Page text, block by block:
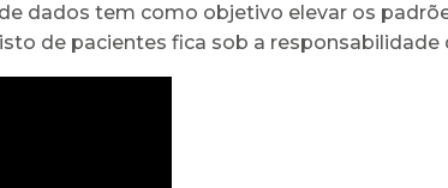
dados tem como objetivo elevar os
de pacientes fica sob a